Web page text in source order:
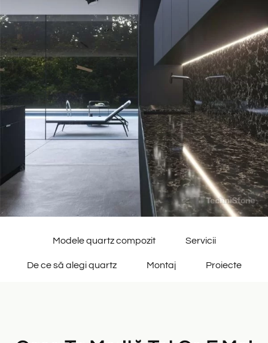
Modele quartz compozit Servicii
De ce să alegi quartz Montaj Proiecte